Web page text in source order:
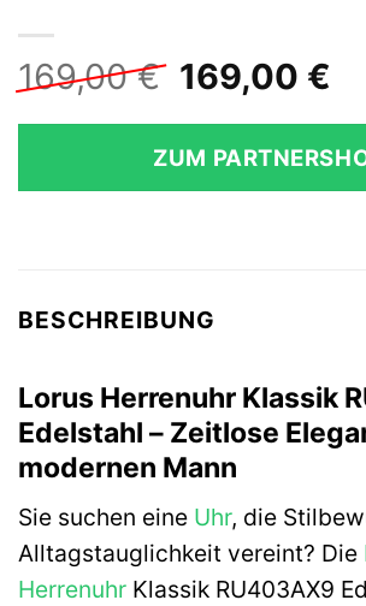
169,00€
Preis
war:
169,00 €
169,00 €
ZUM
BESCHREIBUNG
Lorus Herrenuhr Klassik
Edelstahl – Zeitlose
modernen Mann
Sie suchen eine Uhr, die
Alltagstauglichkeit vereint? Die
Herrenuhr Klassik RU403AX9